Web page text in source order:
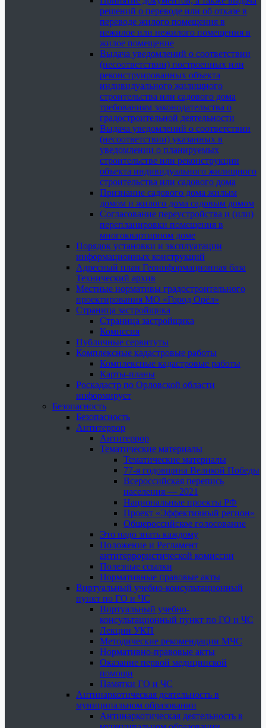
решений о переводе или об отказе в
переводе жилого помещения в
нежилое или нежилого помещения в
жилое помещение
Выдача уведомлений о соответствии
(несоответствии) построенных или
реконструированных объекта
индивидуального жилищного
строительства или садового дома
требованиям законодательства о
градостроительной деятельности
Выдача уведомлений о соответствии
(несоответствии) указанных в
уведомлении о планируемых
строительстве или реконструкции
объекта индивидуального жилищного
строительства или садового дома
Признание садового дома жилым
домом и жилого дома садовым домом
Согласование переустройства и (или)
перепланировки помещения в
многоквартирном доме
Порядок установки и эксплуатации
информационных конструкций
Адресный план Геоинформационная база
Технический архив
Местные нормативы градостроительного
проектирования МО «Город Орёл»
Страница застройщика
Страница застройщика
Комиссия
Публичные сервитуты
Комплексные кадастровые работы
Комплексные кадастровые работы
Карты-планы
Роскадастр по Орловской области
информирует
Безопасность
Безопасность
Антитеррор
Антитеррор
Тематические материалы
Тематические материалы
77-я годовщина Великой Победы
Всероссийская перепись
населения — 2021
Национальные проекты РФ
Проект «Эффективный регион»
Общероссийское голосование
Это надо знать каждому
Положение и Регламент
антитеррористической комиссии
Полезные ссылки
Нормативные правовые акты
Виртуальный учебно-консультационный
пункт по ГО и ЧС
Виртуальный учебно-
консультационный пункт по ГО и ЧС
Лекции УКП
Методические рекомендации МЧС
Нормативно-правовые акты
Оказание первой медицинской
помощи
Памятки ГО и ЧС
Антинаркотическая деятельность в
муниципальном образовании
Антинаркотическая деятельность в